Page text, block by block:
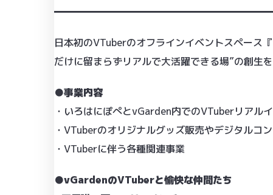
日本初のVTuberのオフラインイベントスペース
だけに留まらずリアルで大活躍できる場”の創生
●事業内容
・いろはにぽぺとvGarden内でのVTuberリアル
・VTuberのオリジナルグッズ販売やデジタルコ
・VTuberに伴う各種関連事業
●vGardenのVTuberと愉快な仲間たち